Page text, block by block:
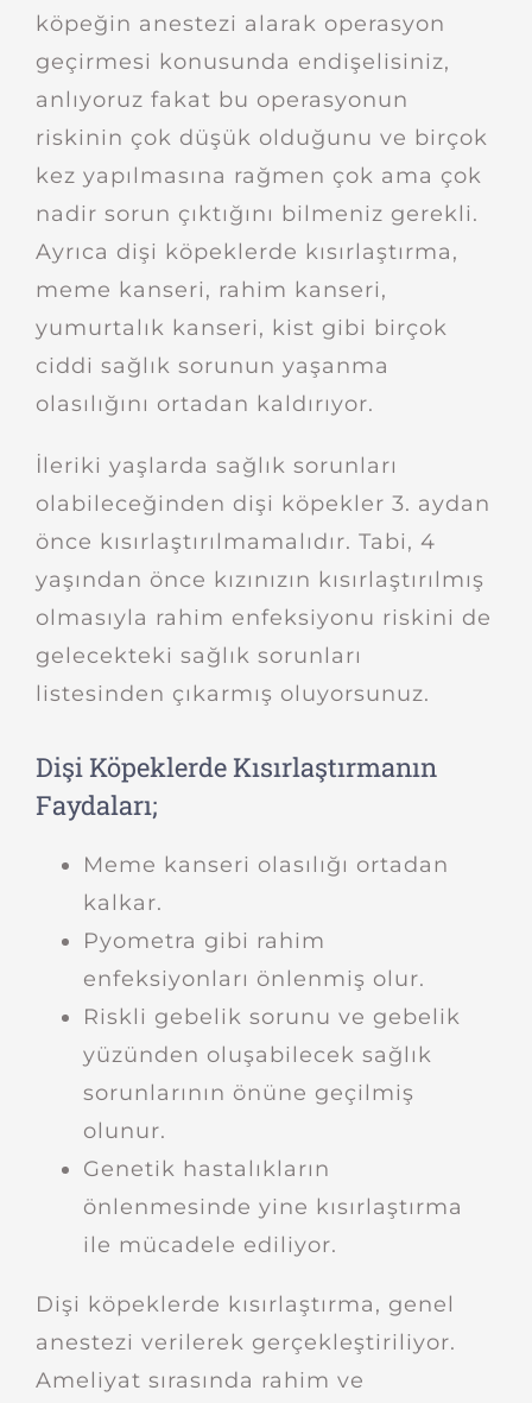
köpeğin anestezi alarak operasyon
geçirmesi konusunda endişelisiniz,
anlıyoruz fakat bu operasyonun
riskinin çok düşük olduğunu ve birçok
kez yapılmasına rağmen çok ama çok
nadir sorun çıktığını bilmeniz gerekli.
Ayrıca dişi köpeklerde kısırlaştırma,
meme kanseri, rahim kanseri,
yumurtalık kanseri, kist gibi birçok
ciddi sağlık sorunun yaşanma
olasılığını ortadan kaldırıyor.
İleriki yaşlarda sağlık sorunları
olabileceğinden dişi köpekler 3. aydan
önce kısırlaştırılmamalıdır. Tabi, 4
yaşından önce kızınızın kısırlaştırılmış
olmasıyla rahim enfeksiyonu riskini de
gelecekteki sağlık sorunları
listesinden çıkarmış oluyorsunuz.
Dişi Köpeklerde Kısırlaştırmanın
Faydaları;
Meme kanseri olasılığı ortadan
kalkar.
Pyometra gibi rahim
enfeksiyonları önlenmiş olur.
Riskli gebelik sorunu ve gebelik
yüzünden oluşabilecek sağlık
sorunlarının önüne geçilmiş
olunur.
Genetik hastalıkların
önlenmesinde yine kısırlaştırma
ile mücadele ediliyor.
Dişi köpeklerde kısırlaştırma, genel
anestezi verilerek gerçekleştiriliyor.
Ameliyat sırasında rahim ve